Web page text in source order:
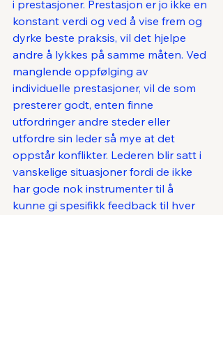
i prestasjoner. Prestasjon er jo ikke en
konstant verdi og ved å vise frem og
dyrke beste praksis, vil det hjelpe
andre å lykkes på samme måten. Ved
manglende oppfølging av
individuelle prestasjoner, vil de som
presterer godt, enten finne
utfordringer andre steder eller
utfordre sin leder så mye at det
oppstår konflikter. Lederen blir satt i
vanskelige situasjoner fordi de ikke
har gode nok instrumenter til å
kunne gi spesifikk feedback til hver